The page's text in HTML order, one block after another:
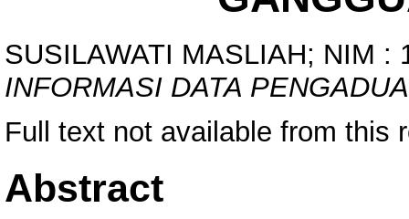
SUSILAWATI MASLIAH; NIM :
INFORMASI DATA
Full text not available from this
Abstract